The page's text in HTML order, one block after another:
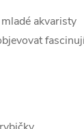
akvaristy